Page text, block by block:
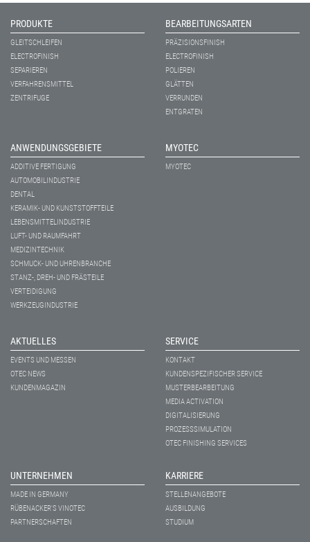
PRODUKTE
GLEITSCHLEIFEN
ELECTROFINISH
SEPARIEREN
VERFAHRENSMITTEL
ZENTRIFUGE
BEARBEITUNGSARTEN
PRÄZISIONSFINISH
ELECTROFINISH
POLIEREN
GLÄTTEN
VERRUNDEN
ENTGRATEN
ANWENDUNGSGEBIETE
ADDITIVE FERTIGUNG
AUTOMOBILINDUSTRIE
DENTAL
KERAMIK- UND KUNSTSTOFFTEILE
LEBENSMITTELINDUSTRIE
LUFT- UND RAUMFAHRT
MEDIZINTECHNIK
SCHMUCK- UND UHRENBRANCHE
STANZ-, DREH- UND FRÄSTEILE
VERTEIDIGUNG
WERKZEUGINDUSTRIE
MYOTEC
MYOTEC
AKTUELLES
EVENTS UND MESSEN
OTEC NEWS
KUNDENMAGAZIN
SERVICE
KONTAKT
KUNDENSPEZIFISCHER SERVICE
MUSTERBEARBEITUNG
MEDIA ACTIVATION
DIGITALISIERUNG
PROZESSSIMULATION
OTEC FINISHING SERVICES
UNTERNEHMEN
MADE IN GERMANY
RÜBENACKER'S VINOTEC
PARTNERSCHAFTEN
KARRIERE
STELLENANGEBOTE
AUSBILDUNG
STUDIUM